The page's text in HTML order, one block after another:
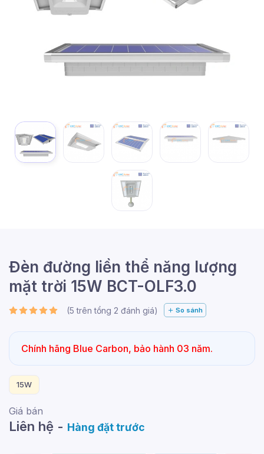
Đèn đường liền thể năng lượng
mặt trời 15W BCT-OLF3.0
(5 trên tổng 2 đánh giá) So sánh
Chính hãng Blue Carbon, bảo hành 03 năm.
15W
Giá bán
Liên hệ - Hàng đặt trước